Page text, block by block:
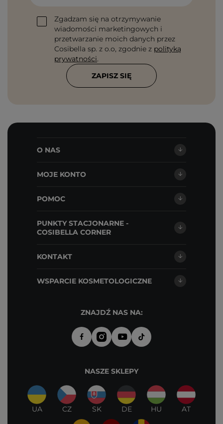
Zgadzam się na otrzymywanie
wiadomości marketingowych i
przetwarzanie moich danych przez
Cosibella sp. z o.o, zgodnie z polityką
prywatności.
ZAPISZ SIĘ
O NAS
MOJE KONTO
POMOC
PUNKTY STACJONARNE -
COSIBELLA CORNER
KONTAKT
WSPARCIE KOSMETOLOGICZNE
ZNAJDŹ NAS NA:
NASZE SKLEPY
UA CZ SK DE HU AT